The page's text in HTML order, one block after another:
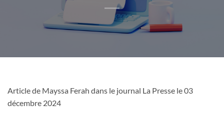
Article de Mayssa Ferah dans le journal La Presse le 03
décembre 2024